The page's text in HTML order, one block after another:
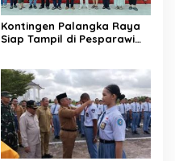
Kontingen Palangka Raya
Siap Tampil di Pesparawi